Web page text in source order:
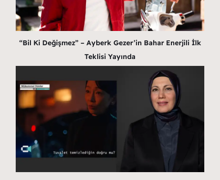
“Bil Ki Değişmez” – Ayberk Gezer’in Bahar Enerjili İlk
Teklisi Yayında